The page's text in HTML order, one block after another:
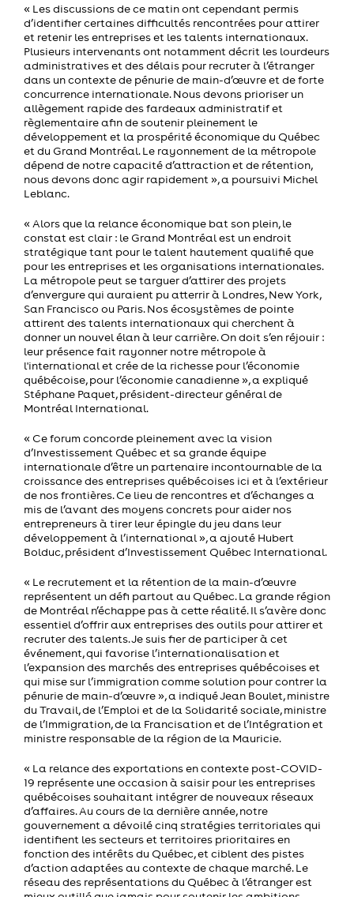
« Les discussions de ce matin ont cependant permis
d’identifier certaines difficultés rencontrées pour attirer
et retenir les entreprises et les talents internationaux.
Plusieurs intervenants ont notamment décrit les lourdeurs
administratives et des délais pour recruter à l’étranger
dans un contexte de pénurie de main-d’œuvre et de forte
concurrence internationale. Nous devons prioriser un
allègement rapide des fardeaux administratif et
règlementaire afin de soutenir pleinement le
développement et la prospérité économique du Québec
et du Grand Montréal. Le rayonnement de la métropole
dépend de notre capacité d’attraction et de rétention,
nous devons donc agir rapidement », a poursuivi Michel
Leblanc.
« Alors que la relance économique bat son plein, le
constat est clair : le Grand Montréal est un endroit
stratégique tant pour le talent hautement qualifié que
pour les entreprises et les organisations internationales.
La métropole peut se targuer d’attirer des projets
d’envergure qui auraient pu atterrir à Londres, New York,
San Francisco ou Paris. Nos écosystèmes de pointe
attirent des talents internationaux qui cherchent à
donner un nouvel élan à leur carrière. On doit s’en réjouir :
leur présence fait rayonner notre métropole à
l'international et crée de la richesse pour l’économie
québécoise, pour l’économie canadienne », a expliqué
Stéphane Paquet, président-directeur général de
Montréal International.
« Ce forum concorde pleinement avec la vision
d’Investissement Québec et sa grande équipe
internationale d’être un partenaire incontournable de la
croissance des entreprises québécoises ici et à l’extérieur
de nos frontières. Ce lieu de rencontres et d’échanges a
mis de l’avant des moyens concrets pour aider nos
entrepreneurs à tirer leur épingle du jeu dans leur
développement à l’international », a ajouté Hubert
Bolduc, président d’Investissement Québec International.
« Le recrutement et la rétention de la main-d’œuvre
représentent un défi partout au Québec. La grande région
de Montréal n’échappe pas à cette réalité. Il s’avère donc
essentiel d’offrir aux entreprises des outils pour attirer et
recruter des talents. Je suis fier de participer à cet
événement, qui favorise l’internationalisation et
l’expansion des marchés des entreprises québécoises et
qui mise sur l’immigration comme solution pour contrer la
pénurie de main-d’œuvre », a indiqué Jean Boulet, ministre
du Travail, de l’Emploi et de la Solidarité sociale, ministre
de l’Immigration, de la Francisation et de l’Intégration et
ministre responsable de la région de la Mauricie.
« La relance des exportations en contexte post-COVID-
19 représente une occasion à saisir pour les entreprises
québécoises souhaitant intégrer de nouveaux réseaux
d’affaires. Au cours de la dernière année, notre
gouvernement a dévoilé cinq stratégies territoriales qui
identifient les secteurs et territoires prioritaires en
fonction des intérêts du Québec, et ciblent des pistes
d’action adaptées au contexte de chaque marché. Le
réseau des représentations du Québec à l’étranger est